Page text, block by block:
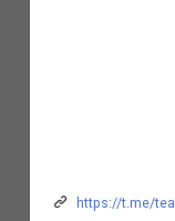
https://t.me/